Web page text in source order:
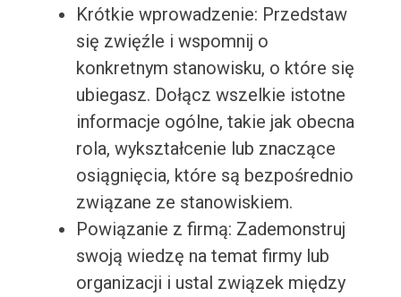
Krótkie wprowadzenie: Przedstaw
się zwięźle i wspomnij o
konkretnym stanowisku, o które się
ubiegasz. Dołącz wszelkie istotne
informacje ogólne, takie jak obecna
rola, wykształcenie lub znaczące
osiągnięcia, które są bezpośrednio
związane ze stanowiskiem.
Powiązanie z firmą: Zademonstruj
swoją wiedzę na temat firmy lub
organizacji i ustal związek między